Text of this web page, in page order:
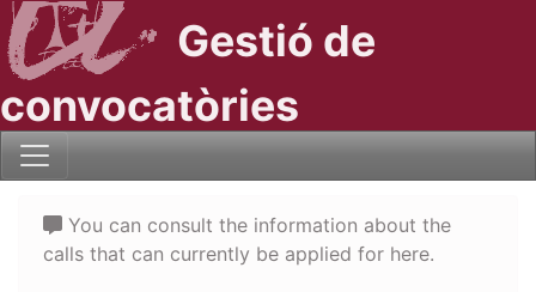
Gestió de
convocatòries
You can consult the information about the
calls that can currently be applied for here.